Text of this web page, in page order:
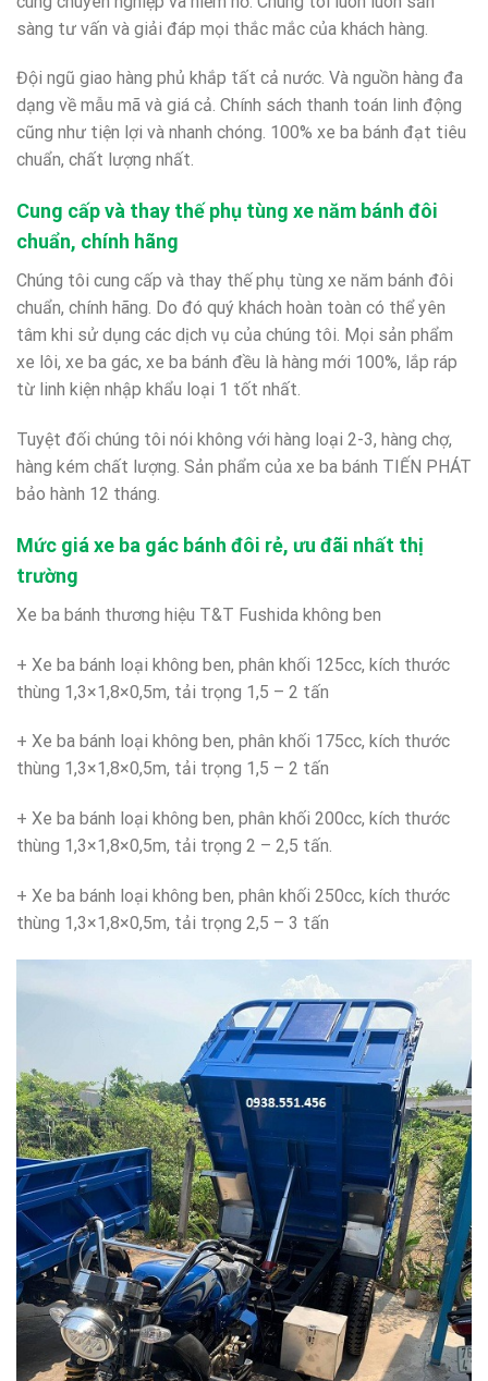
sàng tư vấn và giải đáp mọi thắc mắc của khách hàng.
Đội ngũ giao hàng phủ khắp tất cả nước. Và nguồn hàng đa
dạng về mẫu mã và giá cả. Chính sách thanh toán linh động
cũng như tiện lợi và nhanh chóng. 100% xe ba bánh đạt tiêu
chuẩn, chất lượng nhất.
Cung cấp và thay thế phụ tùng xe năm bánh đôi
chuẩn, chính hãng
Chúng tôi cung cấp và thay thế phụ tùng xe năm bánh đôi
chuẩn, chính hãng. Do đó quý khách hoàn toàn có thể yên
tâm khi sử dụng các dịch vụ của chúng tôi. Mọi sản phẩm
xe lôi, xe ba gác, xe ba bánh đều là hàng mới 100%, lắp ráp
từ linh kiện nhập khẩu loại 1 tốt nhất.
Tuyệt đối chúng tôi nói không với hàng loại 2-3, hàng chợ,
hàng kém chất lượng. Sản phẩm của xe ba bánh TIẾN PHÁT
bảo hành 12 tháng.
Mức giá xe ba gác bánh đôi rẻ, ưu đãi nhất thị
trường
Xe ba bánh thương hiệu T&T Fushida không ben
+ Xe ba bánh loại không ben, phân khối 125cc, kích thước
thùng 1,3×1,8×0,5m, tải trọng 1,5 – 2 tấn
+ Xe ba bánh loại không ben, phân khối 175cc, kích thước
thùng 1,3×1,8×0,5m, tải trọng 1,5 – 2 tấn
+ Xe ba bánh loại không ben, phân khối 200cc, kích thước
thùng 1,3×1,8×0,5m, tải trọng 2 – 2,5 tấn.
+ Xe ba bánh loại không ben, phân khối 250cc, kích thước
thùng 1,3×1,8×0,5m, tải trọng 2,5 – 3 tấn